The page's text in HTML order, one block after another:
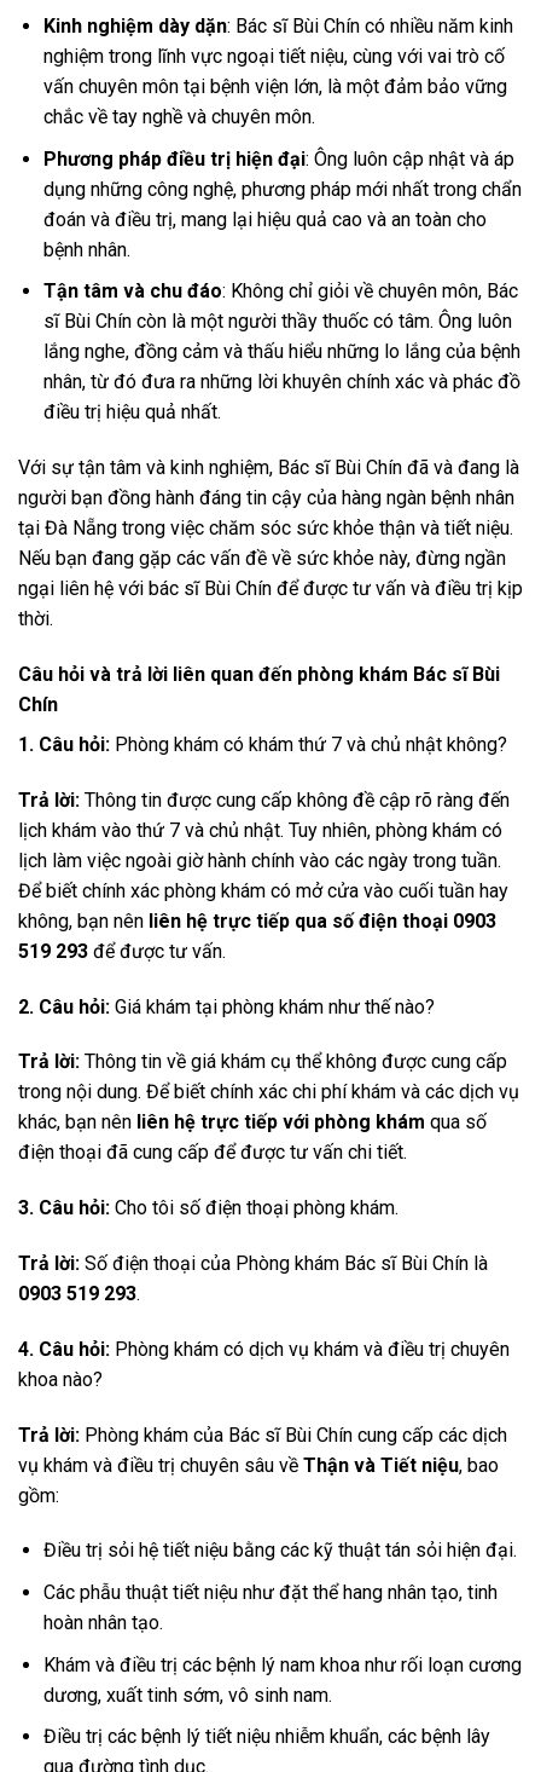
Kinh nghiệm dày dặn: Bác sĩ Bùi Chín có nhiều năm kinh
nghiệm trong lĩnh vực ngoại tiết niệu, cùng với vai trò cố
vấn chuyên môn tại bệnh viện lớn, là một đảm bảo vững
chắc về tay nghề và chuyên môn.
Phương pháp điều trị hiện đại: Ông luôn cập nhật và áp
dụng những công nghệ, phương pháp mới nhất trong chẩn
đoán và điều trị, mang lại hiệu quả cao và an toàn cho
bệnh nhân.
Tận tâm và chu đáo: Không chỉ giỏi về chuyên môn, Bác
sĩ Bùi Chín còn là một người thầy thuốc có tâm. Ông luôn
lắng nghe, đồng cảm và thấu hiểu những lo lắng của bệnh
nhân, từ đó đưa ra những lời khuyên chính xác và phác đồ
điều trị hiệu quả nhất.
Với sự tận tâm và kinh nghiệm, Bác sĩ Bùi Chín đã và đang là
người bạn đồng hành đáng tin cậy của hàng ngàn bệnh nhân
tại Đà Nẵng trong việc chăm sóc sức khỏe thận và tiết niệu.
Nếu bạn đang gặp các vấn đề về sức khỏe này, đừng ngần
ngại liên hệ với bác sĩ Bùi Chín để được tư vấn và điều trị kịp
thời.
Câu hỏi và trả lời liên quan đến phòng khám Bác sĩ Bùi
Chín
1. Câu hỏi: Phòng khám có khám thứ 7 và chủ nhật không?
Trả lời: Thông tin được cung cấp không đề cập rõ ràng đến
lịch khám vào thứ 7 và chủ nhật. Tuy nhiên, phòng khám có
lịch làm việc ngoài giờ hành chính vào các ngày trong tuần.
Để biết chính xác phòng khám có mở cửa vào cuối tuần hay
không, bạn nên liên hệ trực tiếp qua số điện thoại 0903
519 293 để được tư vấn.
2. Câu hỏi: Giá khám tại phòng khám như thế nào?
Trả lời: Thông tin về giá khám cụ thể không được cung cấp
trong nội dung. Để biết chính xác chi phí khám và các dịch vụ
khác, bạn nên liên hệ trực tiếp với phòng khám qua số
điện thoại đã cung cấp để được tư vấn chi tiết.
3. Câu hỏi: Cho tôi số điện thoại phòng khám.
Trả lời: Số điện thoại của Phòng khám Bác sĩ Bùi Chín là
0903 519 293.
4. Câu hỏi: Phòng khám có dịch vụ khám và điều trị chuyên
khoa nào?
Trả lời: Phòng khám của Bác sĩ Bùi Chín cung cấp các dịch
vụ khám và điều trị chuyên sâu về Thận và Tiết niệu, bao
gồm:
Điều trị sỏi hệ tiết niệu bằng các kỹ thuật tán sỏi hiện đại.
Các phẫu thuật tiết niệu như đặt thể hang nhân tạo, tinh
hoàn nhân tạo.
Khám và điều trị các bệnh lý nam khoa như rối loạn cương
dương, xuất tinh sớm, vô sinh nam.
Điều trị các bệnh lý tiết niệu nhiễm khuẩn, các bệnh lây
qua đường tình dục.